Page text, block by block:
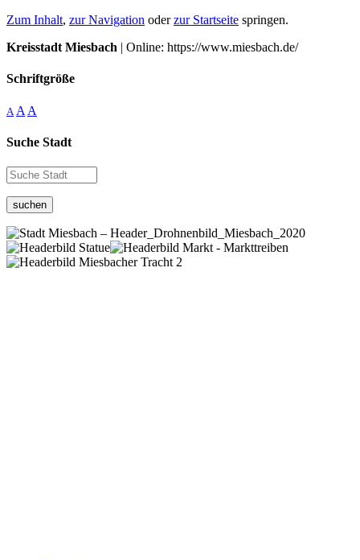
Zum Inhalt, zur Navigation oderzur Startseite springen.
Kreisstadt Miesbach | Online: https://www.miesbach.de/
Schriftgröße
A A A
Suche Stadt
suchen